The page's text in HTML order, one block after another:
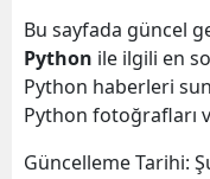
Bu sayfada güncel
Python ile ilgili en
Python haberleri
Python fotoğrafları
Güncelleme Tarihi: